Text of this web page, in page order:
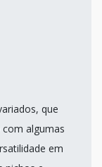
que
algumas
em